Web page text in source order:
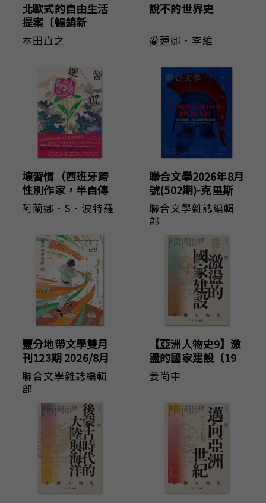
北歐式的自由生活
提案〔暢銷新
版〕：工作在都
市，生活在鄉間，
的「減速日常」
本田直之
說不的世界史
愛蓮娜．李維
壞習慣（西班牙跨
性別作家，半自傳
話題作）
阿蘭娜．S．波特羅
聯合文學2026年8月
號(502期)-克里斯
多夫・諾蘭與《奧
德賽》
聯合文學雜誌編輯
部
鹽分地帶文學雙月
刊123期 2026/8月
號（臺南野球物
語）
聯合文學雜誌編輯
部
【亞洲人物史9】激
盪的國家建設〔19
—20世紀〕
姜尚中